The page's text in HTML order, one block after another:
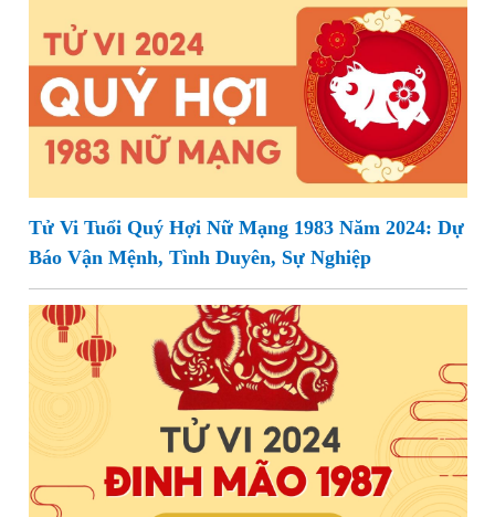
Tử Vi Tuổi Quý Hợi Nữ Mạng 1983 Năm 2024: Dự
Báo Vận Mệnh, Tình Duyên, Sự Nghiệp